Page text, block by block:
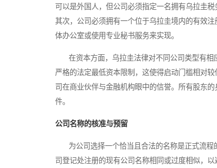
可以是外国人，但公司必须指定一名拥有乌拉圭
其次，公司必须拥有一个位于乌拉圭境内的有效
体办公室或使用专业秘书服务来实现。
在资本方面，乌拉圭法律对不同公司类型有相
严格的法定最低资本限制，这使得启动门槛相对
司在商业伙伴与金融机构眼中的信誉。所有股东
件。
公司名称的核准与预留
为公司选择一个恰当且合法的名称是正式流程
司登记处注册的现有公司名称相同或过度相似，